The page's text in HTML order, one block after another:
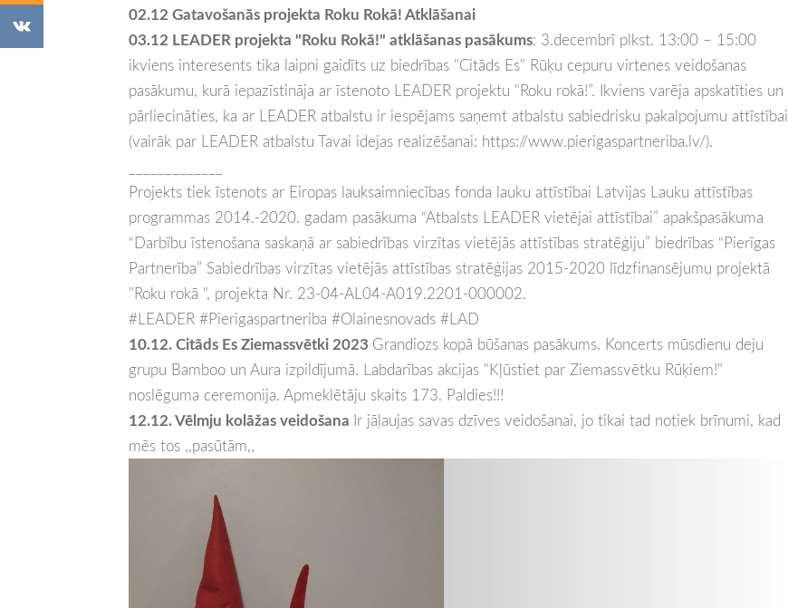
02.12 Gatavošanās projekta Roku Rokā! Atklāšanai
03.12 LEADER projekta "Roku Rokā!" atklāšanas pasākums: 3.decembrī plkst. 13:00 – 15:00
ikviens interesents tika laipni gaidīts uz biedrības "Citāds Es" Rūķu cepuru virtenes veidošanas
pasākumu, kurā iepazīstināja ar īstenoto LEADER projektu "Roku rokā!”. Ikviens varēja apskatīties un
pārliecināties, ka ar LEADER atbalstu ir iespējams saņemt atbalstu sabiedrisku pakalpojumu attīstībai
(vairāk par LEADER atbalstu Tavai idejas realizēšanai: https://www.pierigaspartneriba.lv/).
Projekts tiek īstenots ar Eiropas lauksaimniecības fonda lauku attīstībai Latvijas Lauku attīstības
programmas 2014.-2020. gadam pasākuma “Atbalsts LEADER vietējai attīstībai” apakšpasākuma
“Darbību īstenošana saskaņā ar sabiedrības virzītas vietējās attīstības stratēģiju” biedrības “Pierīgas
Partnerība” Sabiedrības virzītas vietējās attīstības stratēģijas 2015-2020 līdzfinansējumu projektā
"Roku rokā ", projekta Nr. 23-04-AL04-A019.2201-000002.
#LEADER #Pierigaspartneriba #Olainesnovads #LAD
10.12. Citāds Es Ziemassvētki 2023 Grandiozs kopā būšanas pasākums. Koncerts mūsdienu deju
grupu Bamboo un Aura izpildījumā. Labdarības akcijas "Kļūstiet par Ziemassvētku Rūķiem!"
noslēguma ceremonija. Apmeklētāju skaits 173. Paldies!!!
12.12. Vēlmju kolāžas veidošana Ir jāļaujas savas dzīves veidošanai, jo tikai tad notiek brīnumi, kad
mēs tos ,,pasūtām,,